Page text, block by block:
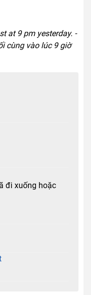
at 9 pm yesterday. -
cùng vào lúc 9 giờ
đi xuống hoặc